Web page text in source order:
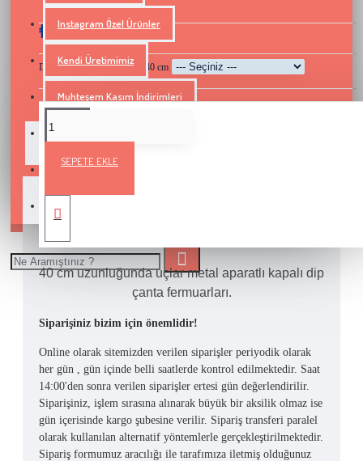
Instagram Özel Ürünler
Kendi Üretimimiz
Muhteşem Kasım İndirimleri
Stokları Bitiriyoruz Kampanyası
₺40,00
Dip Kapalı Çanta Fermuarı 40 cm
SEPETE EKLE
Açıklama Teslimat Bilgileri
40 cm uzunluğunda uçlar metal aparatlı kapalı dip
çanta fermuarları.
Siparişiniz bizim için önemlidir!
Online olarak sitemizden verilen siparişler periyodik olarak
her gün , gün içinde belli saatlerde kontrol edilmektedir. Saat
14:00'den sonra verilen siparişler ertesi gün değerlendirilir.
Siparişiniz, işlem sırasına alınarak büyük bir aksilik olmaz ise
gün içerisinde kargo şubesine verilir. Sipariş transferi paralel
olarak kullanılan alternatif yöntemlerle gerçekleştirilmektedir.
Sipariş formumuz aracılığı ile tarafımıza iletmiş olduğunuz